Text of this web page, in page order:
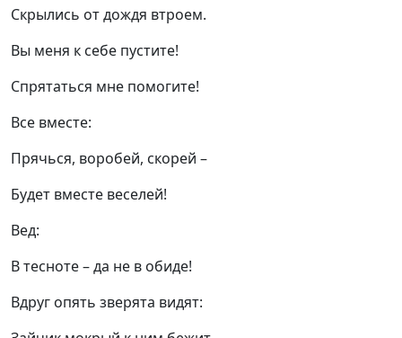
Скрылись от дождя втроем.
Вы меня к себе пустите!
Спрятаться мне помогите!
Все вместе:
Прячься, воробей, скорей –
Будет вместе веселей!
Вед:
В тесноте – да не в обиде!
Вдруг опять зверята видят: